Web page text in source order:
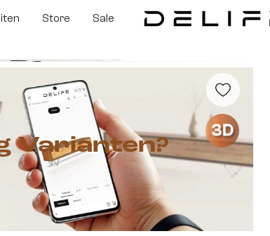
Store Sale
3D
Varianten?